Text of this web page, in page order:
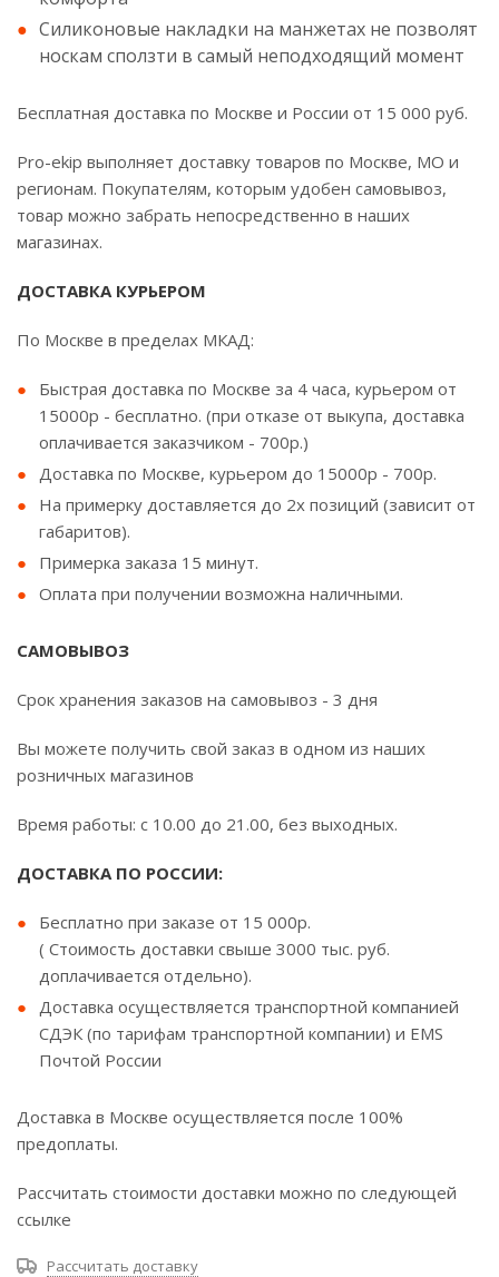
Силиконовые накладки на манжетах не позволят
носкам сползти в самый неподходящий момент
Бесплатная доставка по Москве и России от 15 000 руб.
Pro-ekip выполняет доставку товаров по Москве, МО и
регионам. Покупателям, которым удобен самовывоз,
товар можно забрать непосредственно в наших
магазинах.
ДОСТАВКА КУРЬЕРОМ
По Москве в пределах МКАД:
Быстрая доставка по Москве за 4 часа, курьером от
15000р - бесплатно. (при отказе от выкупа, доставка
оплачивается заказчиком - 700р.)
Доставка по Москве, курьером до 15000р - 700р.
На примерку доставляется до 2х позиций (зависит от
габаритов).
Примерка заказа 15 минут.
Оплата при получении возможна наличными.
САМОВЫВОЗ
Срок хранения заказов на самовывоз - 3 дня
Вы можете получить свой заказ в одном из наших
розничных магазинов
Время работы: с 10.00 до 21.00, без выходных.
ДОСТАВКА ПО РОССИИ:
Бесплатно при заказе от 15 000р.
( Стоимость доставки свыше 3000 тыс. руб.
доплачивается отдельно).
Доставка осуществляется транспортной компанией
СДЭК (по тарифам транспортной компании) и EMS
Почтой России
Доставка в Москве осуществляется после 100%
предоплаты.
Рассчитать стоимости доставки можно по следующей
ссылке
Рассчитать доставку